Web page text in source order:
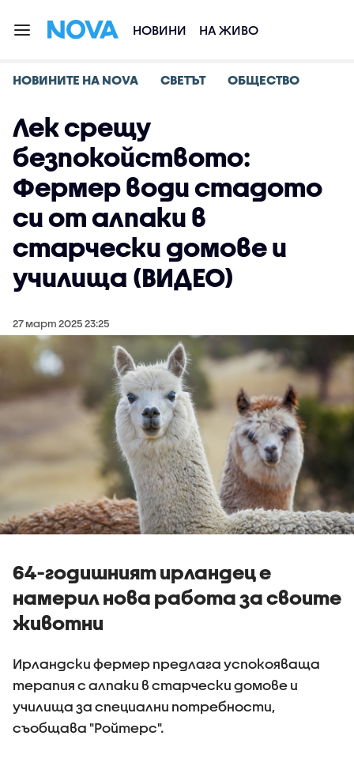
НОВИНИ НА ЖИВО
НОВИНИТЕ НА NOVA СВЕТЪТ ОБЩЕСТВО
Лек срещу
безпокойството:
Фермер води стадото
си от алпаки в
старчески домове и
училища (ВИДЕО)
27 март 2025 23:25
64-годишният ирландец е
намерил нова работа за своите
животни
Ирландски фермер предлага успокояваща
терапия с алпаки в старчески домове и
училища за специални потребности,
съобщава "Ройтерс".